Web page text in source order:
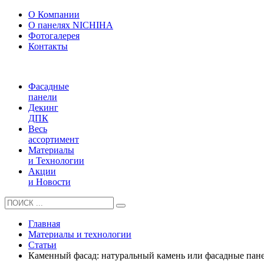
О Компании
О панелях NICHIHA
Фотогалерея
Контакты
Фасадные
панели
Декинг
ДПК
Весь
ассортимент
Материалы
и Технологии
Акции
и Новости
Главная
Материалы и технологии
Статьи
Каменный фасад: натуральный камень или фасадные